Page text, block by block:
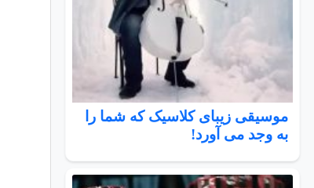
موسیقی زیبای کلاسیک که شما را
به وجد می آورد!